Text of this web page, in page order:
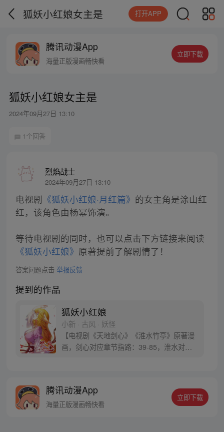
狐妖小红娘女主是 打开APP
腾讯动漫App
海量正版漫画畅快看
立即下载
狐妖小红娘女主是
2024年09月27日 13:10
1个回答
烈焰战士
2024年09月27日 13:10
电视剧 《狐妖小红娘·月红篇》 的女主角是涂山红
红，该角色由杨幂饰演。
等待电视剧的同时，也可以点击下方链接来阅读
《狐妖小红娘》 原著提前了解剧情了！
答案问题点击 举报反馈
提到的作品
狐妖小红娘
小新 · 古风 · 妖怪
【电视剧《天地剑心》《淮水竹亭》原著漫
画，剑心对应章节指路：39-85，淮水对应
腾讯动漫App
海量正版漫画畅快看
立即下载